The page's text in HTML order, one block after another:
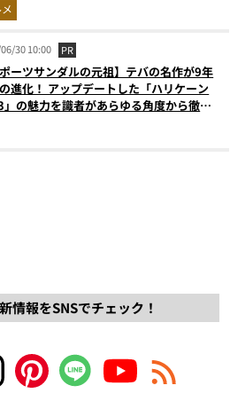
30 10:00 PR
ポーツサンダルの元祖】テバの名作が9年
進化！ アップデートした「ハリケーン
」の魅力を識者があらゆる角度から徹底
情報をSNSでチェック！